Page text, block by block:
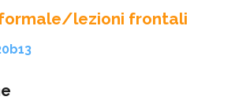
lezioni frontali